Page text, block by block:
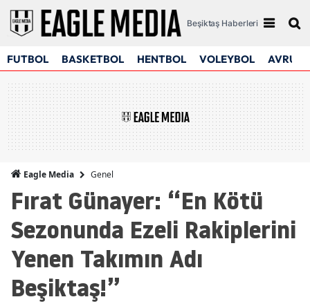
Beşiktaş Haberleri
FUTBOL BASKETBOL HENTBOL VOLEYBOL
Eagle Media Genel
Fırat Günayer: “En Kötü
Sezonunda Ezeli Rakiplerini
Yenen Takımın Adı
Beşiktaş!”